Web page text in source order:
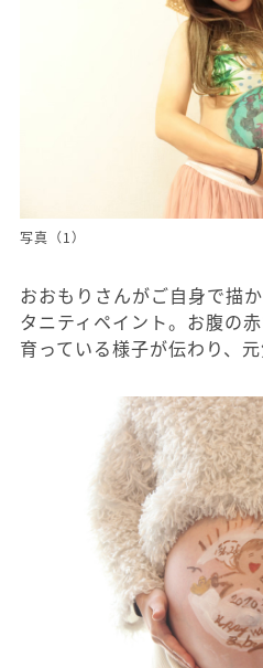
写真（1）
おおもりさんがご自身で描
タニティペイント。お腹の
育っている様子が伝わり、